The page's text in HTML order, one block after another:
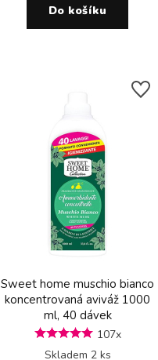
Do košíku
Sweet home muschio bianco
koncentrovaná aviváž 1000
ml, 40 dávek
107x
Skladem 2 ks